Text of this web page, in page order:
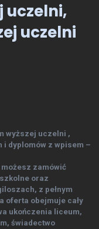
uczelni,
uczelni
wyższej uczelni ,
i dyplomów z wpisem –
zamówić
oraz
z pełnym
oferta obejmuje cały
ukończenia liceum,
świadectwo